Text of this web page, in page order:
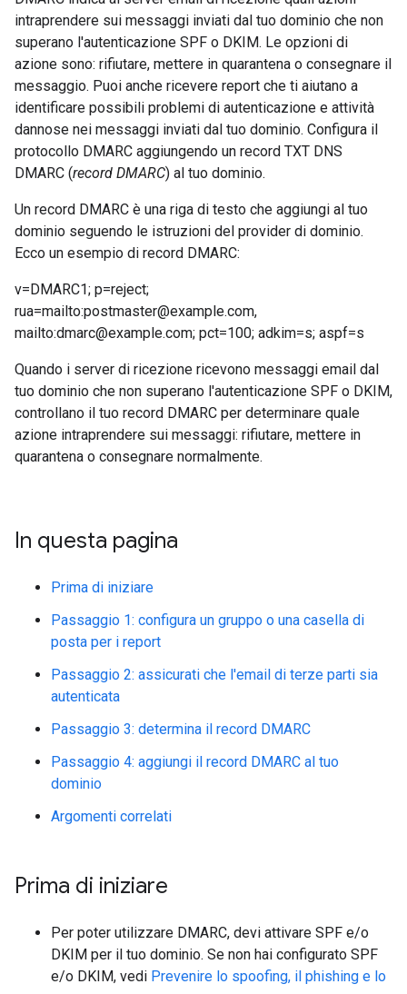
intraprendere sui messaggi inviati dal tuo dominio che non
superano l'autenticazione SPF o DKIM. Le opzioni di
azione sono: rifiutare, mettere in quarantena o consegnare il
messaggio. Puoi anche ricevere report che ti aiutano a
identificare possibili problemi di autenticazione e attività
dannose nei messaggi inviati dal tuo dominio. Configura il
protocollo DMARC aggiungendo un record TXT DNS
DMARC (record DMARC) al tuo dominio.
Un record DMARC è una riga di testo che aggiungi al tuo
dominio seguendo le istruzioni del provider di dominio.
Ecco un esempio di record DMARC:
v=DMARC1; p=reject;
rua=mailto:postmaster@example.com,
mailto:dmarc@example.com; pct=100; adkim=s; aspf=s
Quando i server di ricezione ricevono messaggi email dal
tuo dominio che non superano l'autenticazione SPF o DKIM,
controllano il tuo record DMARC per determinare quale
azione intraprendere sui messaggi: rifiutare, mettere in
quarantena o consegnare normalmente.
In questa pagina
Prima di iniziare
Passaggio 1: configura un gruppo o una casella di
posta per i report
Passaggio 2: assicurati che l'email di terze parti sia
autenticata
Passaggio 3: determina il record DMARC
Passaggio 4: aggiungi il record DMARC al tuo
dominio
Argomenti correlati
Prima di iniziare
Per poter utilizzare DMARC, devi attivare SPF e/o
DKIM per il tuo dominio. Se non hai configurato SPF
e/o DKIM, vedi Prevenire lo spoofing, il phishing e lo